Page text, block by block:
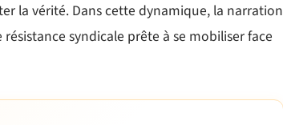
la vérité. Dans cette dynamique, la narration
syndicale prête à se mobiliser face